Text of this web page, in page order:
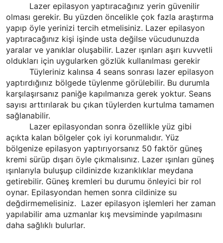
Lazer epilasyon yaptıracağınız yerin güvenilir
olması gerekir. Bu yüzden öncelikle çok fazla araştırma
yapıp öyle yerinizi tercih etmelisiniz. Lazer epilasyon
yaptıracağınız kişi işinde usta değilse vücudunuzda
yaralar ve yanıklar oluşabilir. Lazer ışınları aşırı kuvvetli
oldukları için uygularken gözlük kullanılması gerekir
Tüyleriniz kalınsa 4 seans sonrası lazer epilasyon
yaptırdığınız bölgede tüylenme görülebilir. Bu durumla
karşılaşırsanız paniğe kapılmanıza gerek yoktur. Seans
sayısı arttırılarak bu çıkan tüylerden kurtulma tamamen
sağlanabilir.
Lazer epilasyondan sonra özellikle yüz gibi
açıkta kalan bölgeler çok iyi korunmalıdır. Yüz
bölgenize epilasyon yaptırıyorsanız 50 faktör güneş
kremi sürüp dışarı öyle çıkmalısınız. Lazer ışınları güneş
ışınlarıyla buluşup cildinizde kızarıklıklar meydana
getirebilir. Güneş kremleri bu durumu önleyici bir rol
oynar. Epilasyondan hemen sonra cildinize su
değdirmemelisiniz. Lazer epilasyon işlemleri her zaman
yapılabilir ama uzmanlar kış mevsiminde yapılmasını
daha sağlıklı bulurlar.